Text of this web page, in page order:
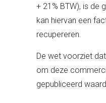
+ 21% BTW), is de
kan hiervan een
recupereren.
De wet voorziet
om deze
gepubliceerd